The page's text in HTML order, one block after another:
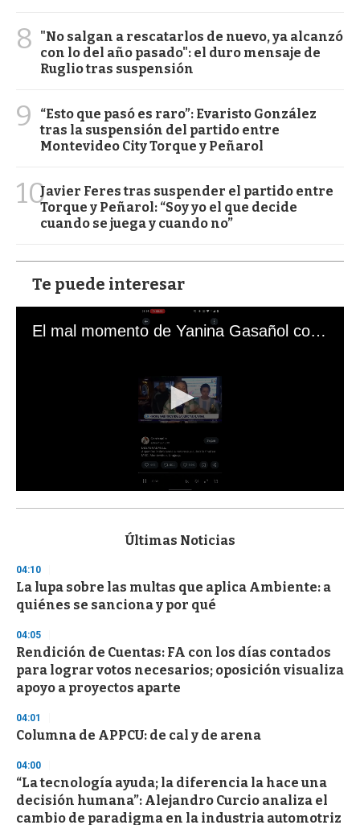
8
"No salgan a rescatarlos de nuevo, ya alcanzó
con lo del año pasado": el duro mensaje de
Ruglio tras suspensión
9
“Esto que pasó es raro”: Evaristo González
tras la suspensión del partido entre
Montevideo City Torque y Peñarol
10Javier Feres tras suspender el partido entre
Torque y Peñarol: “Soy yo el que decide
cuando se juega y cuando no”
Te puede interesar
El mal momento de Yanina Gasañol con un hincha argentino en "Subrayado"
s
d
s
o
f
3
s
c
o
d
s
Últimas Noticias
04:10
La lupa sobre las multas que aplica Ambiente: a
quiénes se sanciona y por qué
04:05
Rendición de Cuentas: FA con los días contados
para lograr votos necesarios; oposición visualiza
apoyo a proyectos aparte
04:01
Columna de APPCU: de cal y de arena
04:00
“La tecnología ayuda; la diferencia la hace una
decisión humana”: Alejandro Curcio analiza el
cambio de paradigma en la industria automotriz